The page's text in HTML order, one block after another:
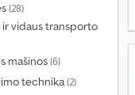
(28)
ir vidaus transporto
mašinos(6)
technika(2)